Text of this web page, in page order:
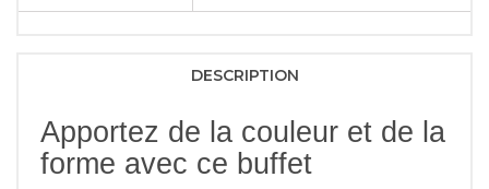
DESCRIPTION
Apportez de la couleur et de la
forme avec ce buffet